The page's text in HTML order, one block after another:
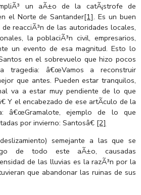
un aÃ±o de la catÃ¡strofe de
el Norte de Santander[1]. Es un buen
reacciÃ³n de las autoridades locales,
la poblaciÃ³n civil, empresarios,
un evento de esa magnitud. Esto lo
en el sobrevuelo que hizo pocos
tragedia: â€œVamos a reconstruir
que antes. Pueden estar tranquilos,
va a estar muy pendiente de lo que
Y el encabezado de ese artÃ­culo de la
â€œGramalote, ejemplo de lo que
por invierno: Santosâ€ [2]
semejante a las que se
de todo este aÃ±o, causadas
de las lluvias es la razÃ³n por la
que abandonar las ruinas de sus